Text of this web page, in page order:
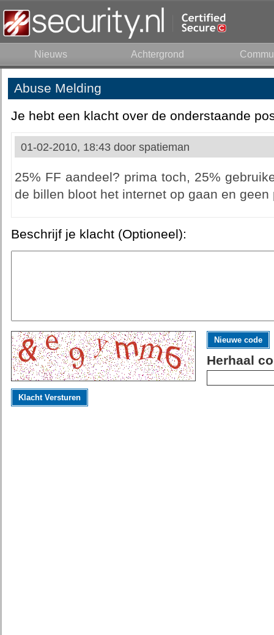
Nieuws Achtergrond
Abuse Melding
Je hebt een klacht over de onderstaande
01-02-2010, 18:43 door spatieman
25% FF aandeel? prima toch, 25%
de billen bloot het internet op gaan en
Beschrijf je klacht (Optioneel):
Nieuwe code
Herhaal
Klacht Versturen